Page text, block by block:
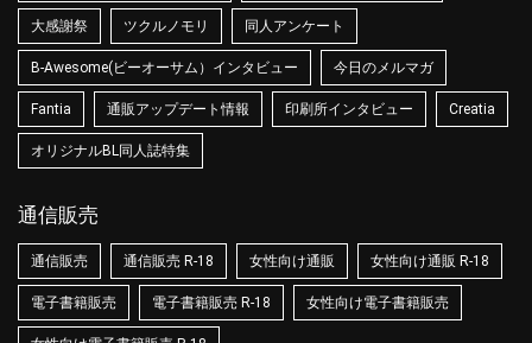
大感謝祭 ツクルノモリ 同人アンケート
B-Awesome(ビーオーサム）インタビュー 今日のメルマガ
Fantia 通販アップデート情報 印刷所インタビュー Creatia
オリジナルBL同人誌特集
通信販売
通信販売 通信販売 R-18 女性向け通販 女性向け通販 R-18
電子書籍販売 電子書籍販売 R-18 女性向け電子書籍販売